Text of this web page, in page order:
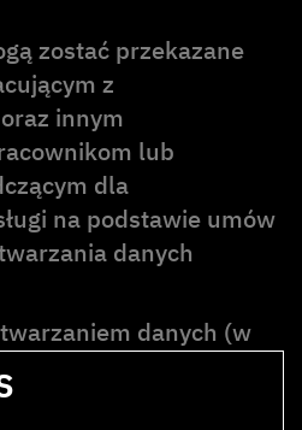
zostać przekazane
z
innym
lub
dla
na podstawie umów
danych
danych (w
prawo do żądania: